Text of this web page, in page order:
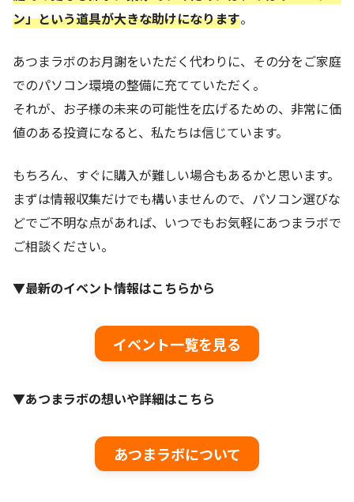
ン」という道具が大きな助けになります。
あつまラボのお月謝をいただく代わりに、その分をご家庭
でのパソコン環境の整備に充てていただく。
それが、お子様の未来の可能性を広げるための、非常に価
値のある投資になると、私たちは信じています。
もちろん、すぐに購入が難しい場合もあるかと思います。
まずは情報収集だけでも構いませんので、パソコン選びな
どでご不明な点があれば、いつでもお気軽にあつまラボで
ご相談ください。
▼最新のイベント情報はこちらから
イベント一覧を見る
▼あつまラボの想いや詳細はこちら
あつまラボについて